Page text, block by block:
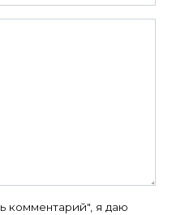
комментарий", я даю